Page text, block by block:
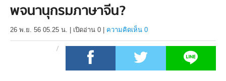
พจนานุกรมภาษาจีน?
26 พ.ย. 56 05.25 น. เปิดอ่าน 0 ความคิดเห็น 0